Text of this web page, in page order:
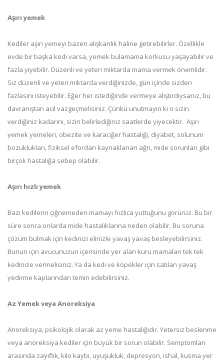
Aşırı yemek
Kediler aşırı yemeyi bazen alışkanlık haline getirebilirler. Özellikle
evde bir başka kedi varsa, yemek bulamama korkusu yaşayabilir ve
fazla yiyebilir. Düzenli ve yeteri miktarda mama vermek önemlidir.
Siz düzenli ve yeteri miktarda verdiğinizde, gün içinde sizden
fazlasını isteyebilir. Eğer her istediğinde vermeye alıştırdıysanız, bu
davranıştan acil vazgeçmelisiniz. Çünkü unutmayın ki o sizin
verdiğiniz kadarını, sizin belirlediğiniz saatlerde yiyecektir. Aşırı
yemek yemeleri, obezite ve karaciğer hastalığı, diyabet, solunum
bozuklukları, fiziksel efordan kaynaklanan ağrı, mide sorunları gibi
birçok hastalığa sebep olabilir.
Aşırı hızlı yemek
Bazı kedilerin çiğnemeden mamayı hızlıca yuttuğunu görürüz. Bu bir
süre sonra onlarda mide hastalıklarına neden olabilir. Bu soruna
çözüm bulmak için kedinizi elinizle yavaş yavaş besleyebilirsiniz.
Bunun için avucunuzun içerisinde yer alan kuru mamaları tek tek
kedinize vermelisiniz. Ya da kedi ve köpekler için satılan yavaş
yedirme kaplarından temin edebilirsiniz.
Az Yemek veya Anoreksiya
Anoreksiya, psikolojik olarak az yeme hastalığıdır. Yetersiz beslenme
veya anoreksiya kediler için büyük bir sorun olabilir. Semptomları
arasında zayıflık, kilo kaybı, uyuşukluk, depresyon, ishal, kusma yer